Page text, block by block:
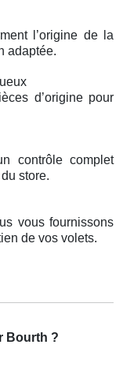
l’origine de la
adaptée.
d’origine pour
contrôle complet
store.
vous fournissons
de vos volets.
Bourth ?